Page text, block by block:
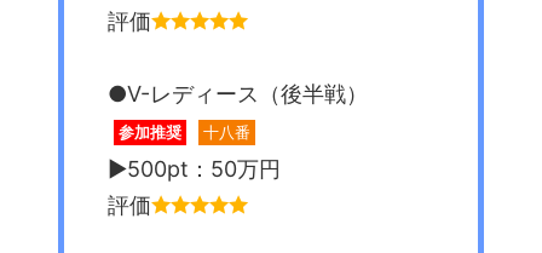
評価
●V-レディース（後半戦）
参加推奨 十八番
▶︎500pt：50万円
評価